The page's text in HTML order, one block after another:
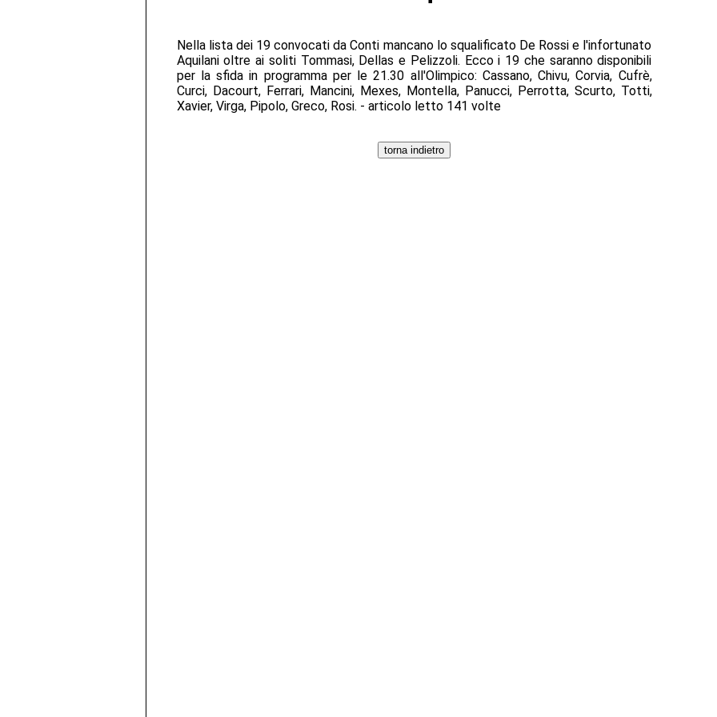
Nella lista dei 19 convocati da Conti mancano lo squalificato De Rossi e l'infortunato
Aquilani oltre ai soliti Tommasi, Dellas e Pelizzoli. Ecco i 19 che saranno disponibili
per la sfida in programma per le 21.30 all'Olimpico: Cassano, Chivu, Corvia, Cufrè,
Curci, Dacourt, Ferrari, Mancini, Mexes, Montella, Panucci, Perrotta, Scurto, Totti,
Xavier, Virga, Pipolo, Greco, Rosi. - articolo letto 141 volte